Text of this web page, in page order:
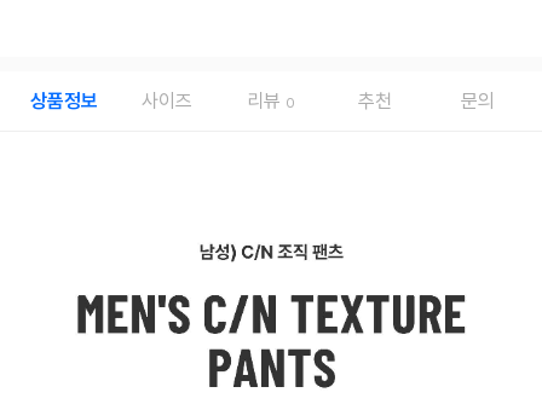
상품정보 사이즈 리뷰 0 추천 문의